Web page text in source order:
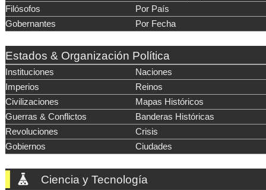
Filósofos
Por País
Gobernantes
Por Fecha
Estados & Organización Política
Instituciones
Naciones
Imperios
Reinos
Civilizaciones
Mapas Históricos
Guerras & Conflictos
Banderas Históricas
Revoluciones
Crisis
Gobiernos
Ciudades
Ciencia y Tecnología